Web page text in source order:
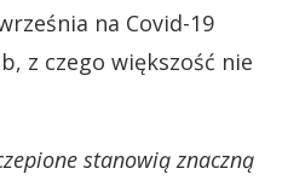
na Covid-19
z czego większość nie
stanowią znaczną